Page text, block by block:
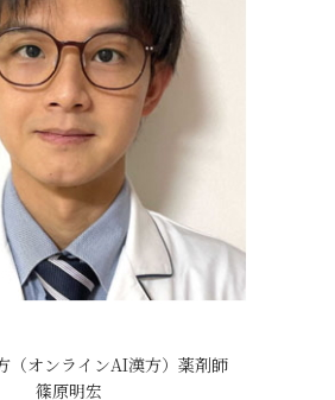
（オンラインAI漢方）薬剤師
篠原明宏